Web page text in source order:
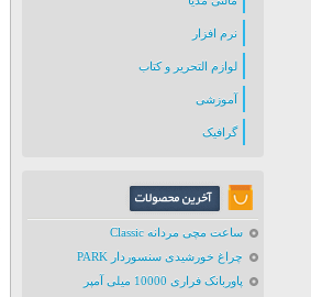
نرم افزار
لوازم التحریر و کتاب
آموزشی
گرافیک
ساعت مچی مردانه Classic
چراغ خورشیدی سنسوردار PARK
پاوربانک فراری 10000 میلی آمپر